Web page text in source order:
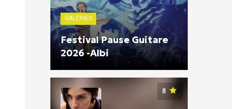
GALERIES
Festival Pause Guitare
2026 -Albi
8